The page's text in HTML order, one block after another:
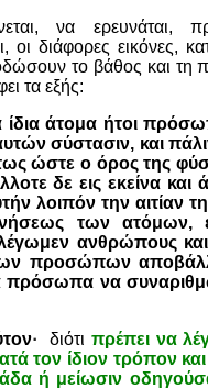
να ερευνάται,
διάφορες εικόνες,
το βάθος και τη
τα εξής:
ίδια άτομα ήτοι
σύστασιν, και
ώστε ο όρος της
δε εις εκείνα και
λοιπόν την αιτίαν
των ατόμων,
ανθρώπους
προσώπων
πρόσωπα να
· διότι πρέπει να
τον ίδιον τρόπον
ή μείωσιν